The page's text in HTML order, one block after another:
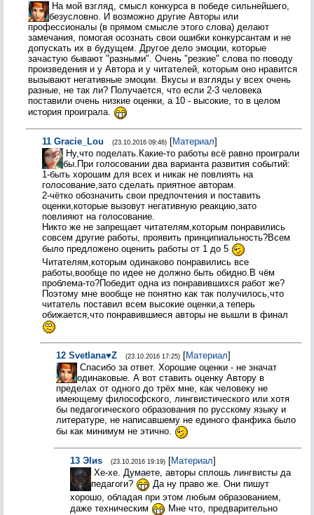
На мой взгляд, смысл конкурса в победе сильнейшего,
безусловно. И возможно другие Авторы или
профессионалы (в прямом смысле этого слова) делают
замечания, помогая осознать свои ошибки конкурсантам и не
допускать их в будущем. Другое дело эмоции, которые
зачастую бывают "разными". Очень "резкие" слова по поводу
произведения и у Автора и у читателей, которым оно нравится
вызывают негативные эмоции. Вкусы и взгляды у всех очень
разные, не так ли? Получается, что если 2-3 человека
поставили очень низкие оценки, а 10 - высокие, то в целом
история проиграла.
11 Gracie_Lou (23.10.2016 09:46) [Материал]
Ну,что поделать.Какие-то работы всё равно проиграли
бы.При голосовании два варианта развития событий:
1-быть хорошим для всех и никак не повлиять на
голосование,зато сделать приятное авторам.
2-чётко обозначить свои предпочтения и поставить
оценки,которые вызовут негативную реакцию,зато
повлияют на голосование.
Никто же не запрещает читателям,которым понравились
совсем другие работы, проявить принципиальность?Всем
было предложено оценить работы от 1 до 5
Читателям,которым одинаково понравились все
работы,вообще по идее не должно быть обидно.В чём
проблема-то?Победит одна из понравившихся работ же?
Поэтому мне вообще не понятно как так получилось,что
читатель поставил всем высокие оценки,а теперь
обижается,что понравившиеся авторы не вышли в финал
12 Svetlana♥Z (23.10.2016 17:25) [Материал]
Спасибо за ответ. Хорошие оценки - не значат
одинаковые. А вот ставить оценку Автору в
пределах от одного до трёх мне, как человеку не
имеющему философского, лингвистического или хотя
бы педагогического образования по русскому языку и
литературе, не написавшему не единого фанфика было
бы как минимум не этично.
13 Эlиs (23.10.2016 19:19) [Материал]
Хе-хе. Думаете, авторы сплошь лингвисты да
педагоги?
Да ну право же. Они пишут
хорошо, обладая при этом любым образованием,
даже техническим
Мне что, предварительно